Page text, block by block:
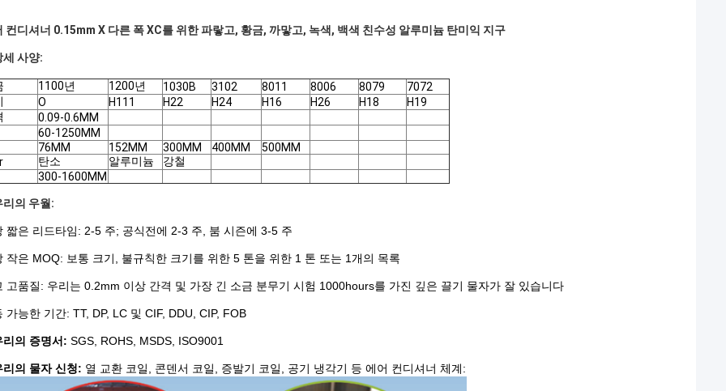
컨디셔너 0.15mm X 다른 폭 XC를 위한 파랗고, 황금, 까맣고, 녹색, 백색 친수성 알루미늄 탄미익 지구
세 사양:
1100년 1200년 1030B 3102 8011 8006 8079
7072
O H111 H22 H24 H16 H26 H18
H19
0.09-0.6MM
60-1250MM
76MM
152MM 300MM 400MM
500MM
탄소 알루미늄
강철
300-1600MM
리의 우월:
짧은 리드타임: 2-5 주; 공식전에 2-3 주, 붐 시즌에 3-5 주
작은 MOQ: 보통 크기, 불규칙한 크기를 위한 5 톤을 위한 1 톤 또는 1개의 목록
고품질: 우리는 0.2mm 이상 간격 및 가장 긴 소금 분무기 시험 1000hours를 가진 깊은 끌기 물자가 잘 있습니다
가능한 기간: TT, DP, LC 및 CIF, DDU, CIP, FOB
리의 증명서: SGS, ROHS, MSDS, ISO9001
리의 물자 신청: 열 교환 코일, 콘덴서 코일, 증발기 코일, 공기 냉각기 등 에어 컨디셔너 체계: